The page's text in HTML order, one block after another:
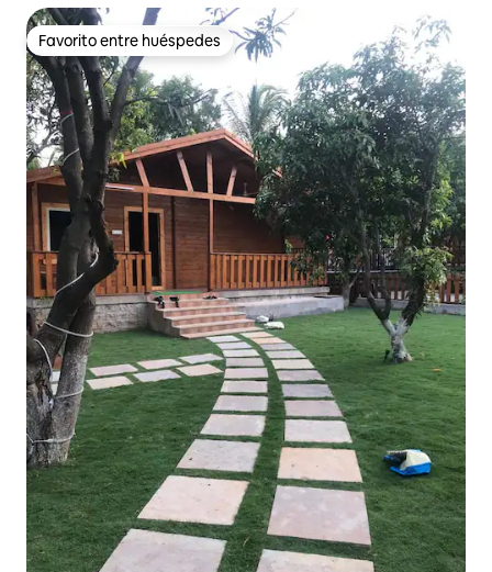
Favorito entre huéspedes
Favorito entre huéspedes